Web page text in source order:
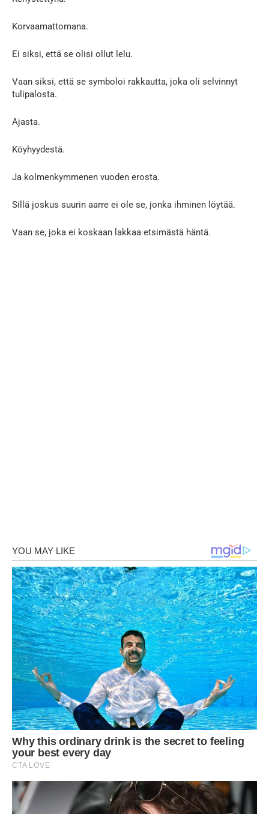
Korvaamattomana.
Ei siksi, että se olisi ollut lelu.
Vaan siksi, että se symboloi rakkautta, joka oli selvinnyt
tulipalosta.
Ajasta.
Köyhyydestä.
Ja kolmenkymmenen vuoden erosta.
Sillä joskus suurin aarre ei ole se, jonka ihminen löytää.
Vaan se, joka ei koskaan lakkaa etsimästä häntä.